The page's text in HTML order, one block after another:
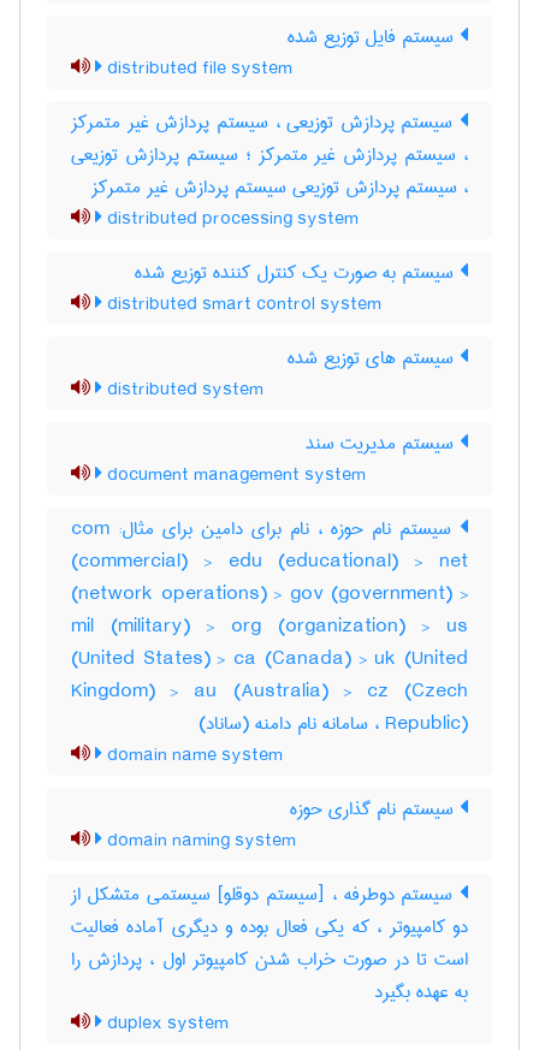
سیستم فایل توزیع شده
distributed file system
سیستم پردازش توزیعی ، سیستم پردازش غیر متمرکز
، سیستم پردازش غیر متمرکز ؛ سیستم پردازش توزیعی
، سیستم پردازش توزیعی سیستم پردازش غیر متمرکز
distributed processing system
سیستم به صورت یک کنترل کننده توزیع شده
distributed smart control system
سیستم های توزیع شده
distributed system
سیستم مدیریت سند
document management system
سیستم نام حوزه ، نام برای دامین برای مثال: com
(commercial) > edu (educational) > net
(network operations) > gov (government) >
mil (military) > org (organization) > us
(United States) > ca (Canada) > uk (United
Kingdom) > au (Australia) > cz (Czech
Republic) ، سامانه نام دامنه (ساناد)
domain name system
سیستم نام گذاری حوزه
domain naming system
سیستم دوطرفه ، [سیستم دوقلو] سیستمی متشکل از
دو کامپیوتر ، که یکی فعال بوده و دیگری آماده فعالیت
است تا در صورت خراب شدن کامپیوتر اول ، پردازش را
به عهده بگیرد
duplex system